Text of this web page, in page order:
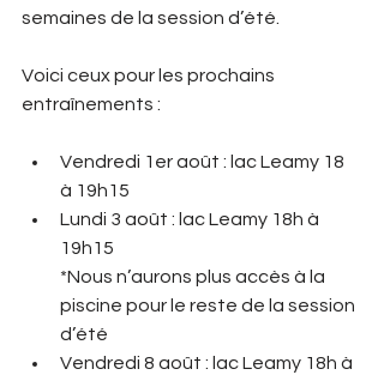
semaines de la session d’été.
Voici ceux pour les prochains
entraînements :
Vendredi 1er août : lac Leamy 18
à 19h15
Lundi 3 août : lac Leamy 18h à
19h15
*Nous n’aurons plus accès à la
piscine pour le reste de la session
d’été
Vendredi 8 août : lac Leamy 18h à